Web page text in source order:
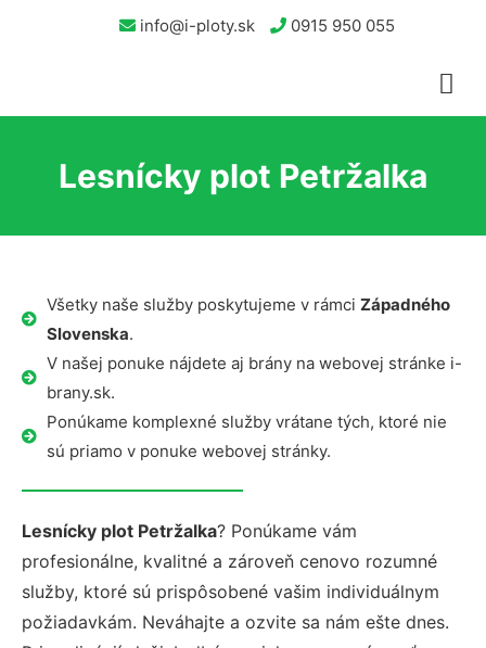
info@i-ploty.sk 0915 950 055
Lesnícky plot Petržalka
Všetky naše služby poskytujeme v rámci Západného
Slovenska.
V našej ponuke nájdete aj brány na webovej stránke i-
brany.sk.
Ponúkame komplexné služby vrátane tých, ktoré nie
sú priamo v ponuke webovej stránky.
Lesnícky plot Petržalka? Ponúkame vám
profesionálne, kvalitné a zároveň cenovo rozumné
služby, ktoré sú prispôsobené vašim individuálnym
požiadavkám. Neváhajte a ozvite sa nám ešte dnes.